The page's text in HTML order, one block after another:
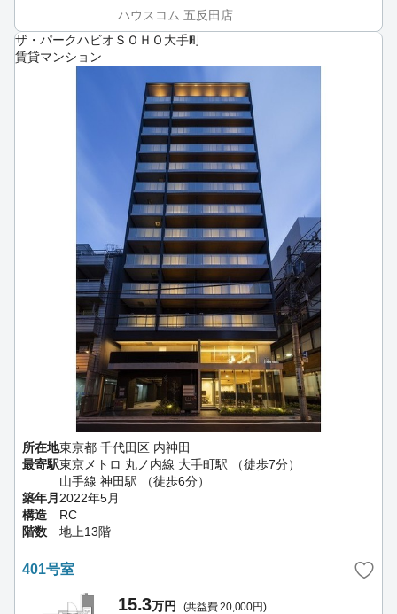
ハウスコム 五反田店
ザ・パークハビオＳＯＨＯ大手町
賃貸マンション
所在地東京都 千代田区 内神田
最寄駅東京メトロ 丸ノ内線 大手町駅 （徒歩7分）
山手線 神田駅 （徒歩6分）
築年月2022年5月
構造
RC
階数
地上13階
401号室
15.3万円 (共益費 20,000円)